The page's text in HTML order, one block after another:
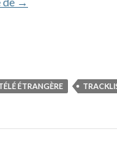
ÉTRANGÈRE